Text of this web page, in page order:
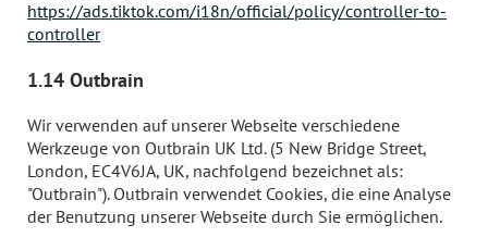
https://ads.tiktok.com/i18n/official/policy/controller-to-
controller
1.14 Outbrain
Wir verwenden auf unserer Webseite verschiedene
Werkzeuge von Outbrain UK Ltd. (5 New Bridge Street,
London, EC4V6JA, UK, nachfolgend bezeichnet als:
"Outbrain"). Outbrain verwendet Cookies, die eine Analyse
der Benutzung unserer Webseite durch Sie ermöglichen.